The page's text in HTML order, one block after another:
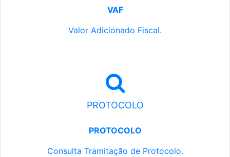
VAF
Valor Adicionado Fiscal.
PROTOCOLO
PROTOCOLO
Consulta Tramitação de Protocolo.